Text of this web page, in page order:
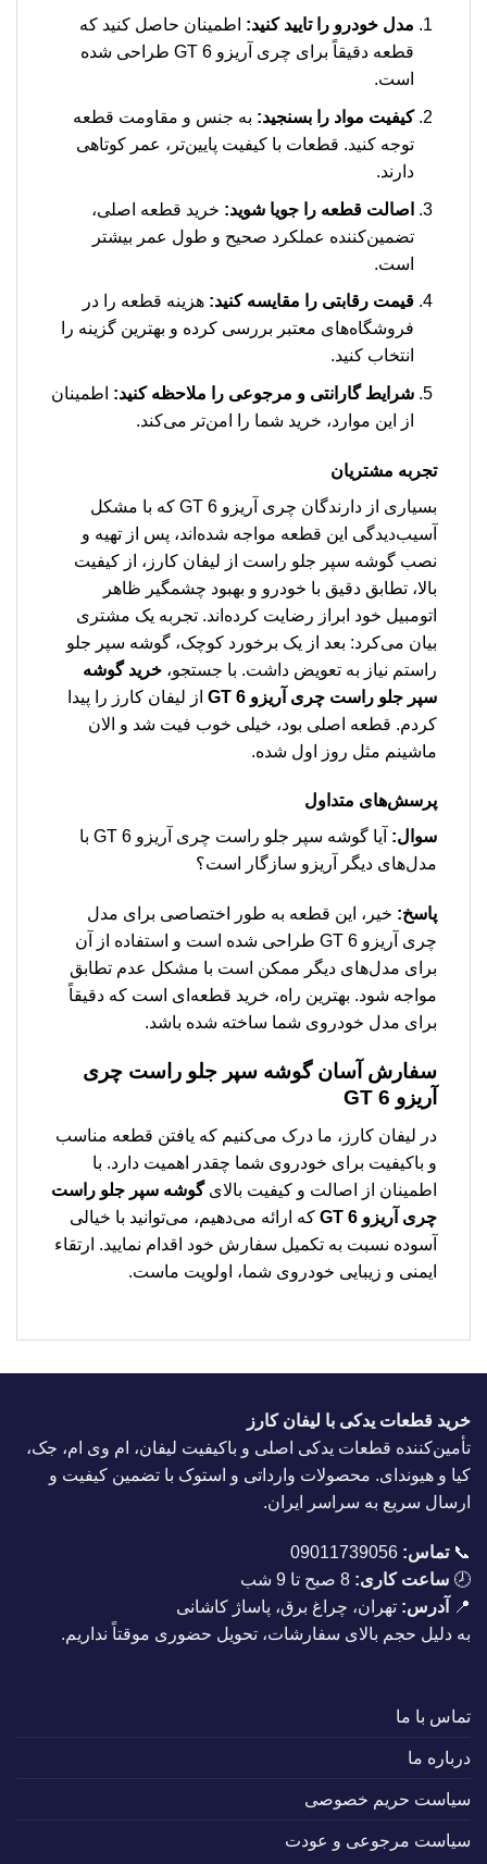
مدل خودرو را تایید کنید: اطمینان حاصل کنید که
قطعه دقیقاً برای چری آریزو 6 GT طراحی شده
است.
کیفیت مواد را بسنجید: به جنس و مقاومت قطعه
توجه کنید. قطعات با کیفیت پایین‌تر، عمر کوتاهی
دارند.
اصالت قطعه را جویا شوید: خرید قطعه اصلی،
تضمین‌کننده عملکرد صحیح و طول عمر بیشتر
است.
قیمت رقابتی را مقایسه کنید: هزینه قطعه را در
فروشگاه‌های معتبر بررسی کرده و بهترین گزینه را
انتخاب کنید.
شرایط گارانتی و مرجوعی را ملاحظه کنید: اطمینان
از این موارد، خرید شما را امن‌تر می‌کند.
تجربه مشتریان
بسیاری از دارندگان چری آریزو 6 GT که با مشکل
آسیب‌دیدگی این قطعه مواجه شده‌اند، پس از تهیه و
نصب گوشه سپر جلو راست از لیفان کارز، از کیفیت
بالا، تطابق دقیق با خودرو و بهبود چشمگیر ظاهر
اتومبیل خود ابراز رضایت کرده‌اند. تجربه یک مشتری
بیان می‌کرد: بعد از یک برخورد کوچک، گوشه سپر جلو
راستم نیاز به تعویض داشت. با جستجو، خرید گوشه
سپر جلو راست چری آریزو 6 GT
از لیفان کارز را پیدا
کردم. قطعه اصلی بود، خیلی خوب فیت شد و الان
ماشینم مثل روز اول شده.
پرسش‌های متداول
سوال:
آیا گوشه سپر جلو راست چری آریزو 6 GT با
مدل‌های دیگر آریزو سازگار است؟
پاسخ: خیر، این قطعه به طور اختصاصی برای مدل
چری آریزو 6 GT طراحی شده است و استفاده از آن
برای مدل‌های دیگر ممکن است با مشکل عدم تطابق
مواجه شود. بهترین راه، خرید قطعه‌ای است که دقیقاً
برای مدل خودروی شما ساخته شده باشد.
سفارش آسان گوشه سپر جلو راست چری
آریزو 6 GT
در لیفان کارز، ما درک می‌کنیم که یافتن قطعه مناسب
و باکیفیت برای خودروی شما چقدر اهمیت دارد. با
اطمینان از اصالت و کیفیت بالایگوشه سپر جلو راست
چری آریزو 6 GT
که ارائه می‌دهیم، می‌توانید با خیالی
آسوده نسبت به تکمیل سفارش خود اقدام نمایید. ارتقاء
ایمنی و زیبایی خودروی شما، اولویت ماست.
خرید قطعات یدکی با لیفان کارز
تأمین‌کننده قطعات یدکی اصلی و باکیفیت لیفان، ام وی ام، جک،
کیا و هیوندای. محصولات وارداتی و استوک با تضمین کیفیت و
ارسال سریع به سراسر ایران.
📞تماس: 09011739056
🕗 ساعت کاری:
📍
آدرس: تهران، چراغ برق، پاساژ کاشانی
به دلیل حجم بالای سفارشات، تحویل حضوری موقتاً نداریم.
تماس با ما
درباره ما
سیاست حریم خصوصی
سیاست مرجوعی و عودت